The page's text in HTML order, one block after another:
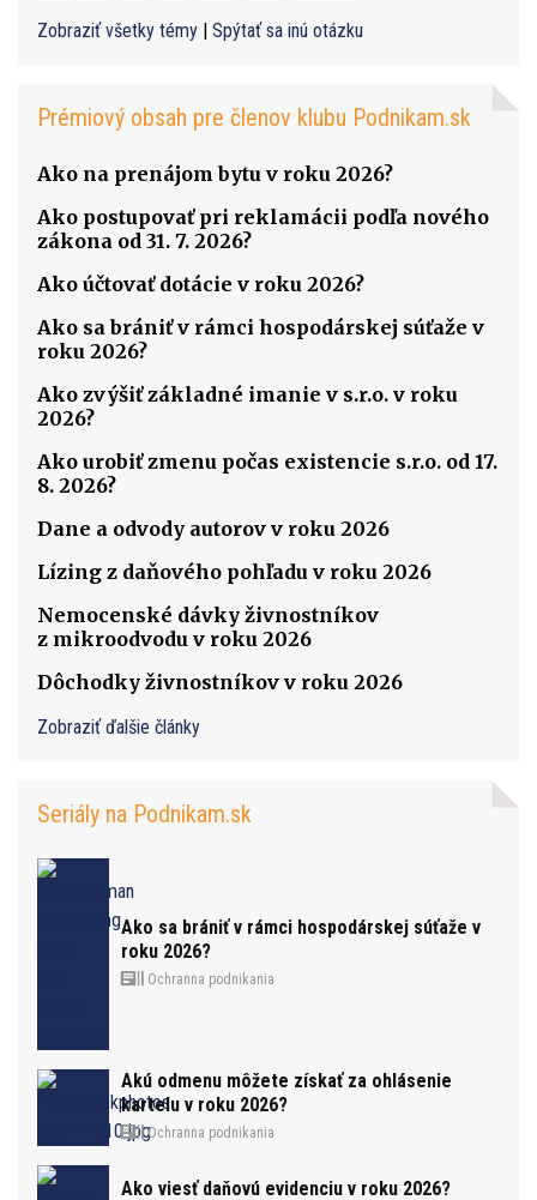
Zobraziť všetky témy Spýtať sa inú otázku
Prémiový obsah pre členov klubu Podnikam.sk
Ako na prenájom bytu v roku 2026?
Ako postupovať pri reklamácii podľa nového
zákona od 31. 7. 2026?
Ako účtovať dotácie v roku 2026?
Ako sa brániť v rámci hospodárskej súťaže v
roku 2026?
Ako zvýšiť základné imanie v s.r.o. v roku
2026?
Ako urobiť zmenu počas existencie s.r.o. od 17.
8. 2026?
Dane a odvody autorov v roku 2026
Lízing z daňového pohľadu v roku 2026
Nemocenské dávky živnostníkov
z mikroodvodu v roku 2026
Dôchodky živnostníkov v roku 2026
Zobraziť ďalšie články
Seriály na Podnikam.sk
Ako sa brániť v rámci hospodárskej súťaže v
roku 2026?
Ochranna podnikania
Akú odmenu môžete získať za ohlásenie
kartelu v roku 2026?
Ochranna podnikania
Ako viesť daňovú evidenciu v roku 2026?